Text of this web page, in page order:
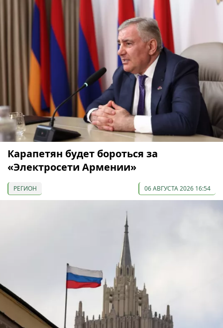
Карапетян будет бороться за
«Электросети Армении»
РЕГИОН 06 АВГУСТА 2026 16:54